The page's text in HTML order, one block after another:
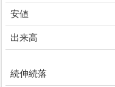
安値
出来高
続伸続落